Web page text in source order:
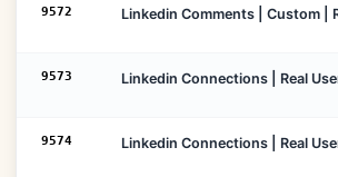
9572 Linkedin Comments | Custom |
9573 Linkedin Connections | Real
9574 Linkedin Connections | Real